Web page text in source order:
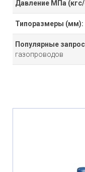
Давление МПа
Типоразмеры (мм):
Популярные
газопроводов